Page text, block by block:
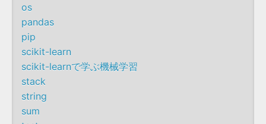
os
pandas
pip
scikit-learn
scikit-learnで学ぶ機械学習
stack
string
sum